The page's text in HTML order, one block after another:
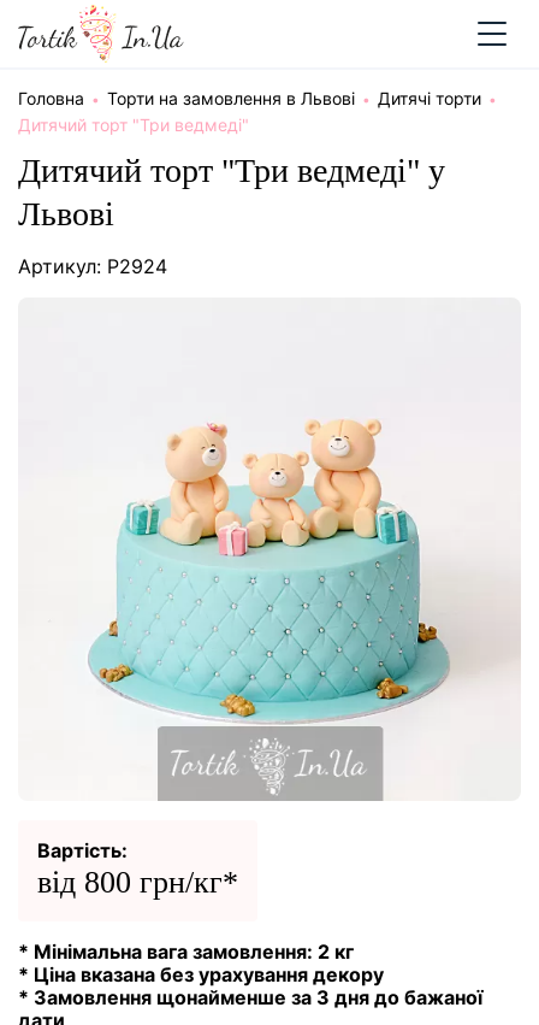
Головна Торти на замовлення в Львові
Дитячі торти
Дитячий торт "Три ведмеді"
Дитячий торт "Три ведмеді" у
Львові
Артикул: P2924
Вартість:
від 800 грн/кг*
* Мінімальна вага замовлення: 2 кг
* Ціна вказана без урахування декору
* Замовлення щонайменше за 3 дня до бажаної
дати